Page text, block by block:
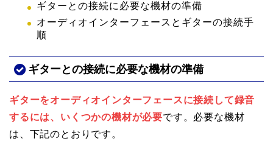
ギターとの接続に必要な機材の準備
オーディオインターフェースとギターの接続手
順
ギターとの接続に必要な機材の準備
ギターをオーディオインターフェースに接続して録音
するには、いくつかの機材が必要です。必要な機材
は、下記のとおりです。